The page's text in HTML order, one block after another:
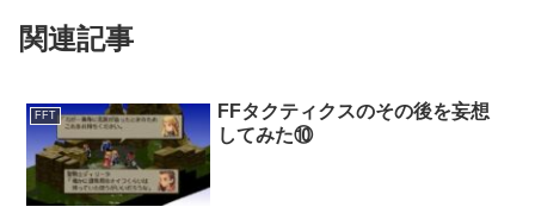
関連記事
FFT
FFタクティクスのその後を妄想
してみた⑩